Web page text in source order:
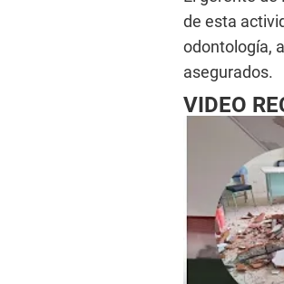
de esta
odontología,
asegurados.
VIDEO